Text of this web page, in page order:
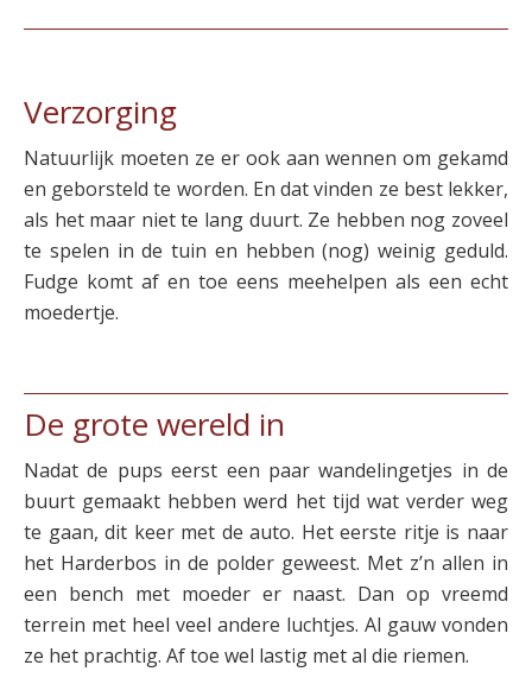
Verzorging
Natuurlijk moeten ze er ook aan wennen om gekamd
en geborsteld te worden. En dat vinden ze best lekker,
als het maar niet te lang duurt. Ze hebben nog zoveel
te spelen in de tuin en hebben (nog) weinig geduld.
Fudge komt af en toe eens meehelpen als een echt
moedertje.
De grote wereld in
Nadat de pups eerst een paar wandelingetjes in de
buurt gemaakt hebben werd het tijd wat verder weg
te gaan, dit keer met de auto. Het eerste ritje is naar
het Harderbos in de polder geweest. Met z’n allen in
een bench met moeder er naast. Dan op vreemd
terrein met heel veel andere luchtjes. Al gauw vonden
ze het prachtig. Af toe wel lastig met al die riemen.